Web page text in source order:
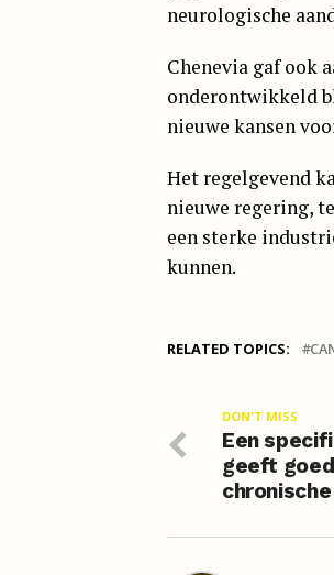
neurologische
Chenevia gaf ook
onderontwikkeld
nieuwe kansen
Het regelgevend
nieuwe regering,
een sterke
kunnen.
RELATED TOPICS:
DON'T MISS
Een
geeft